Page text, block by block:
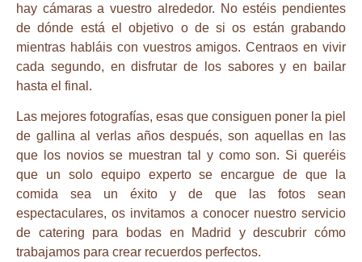
hay cámaras a vuestro alrededor. No estéis pendientes
de dónde está el objetivo o de si os están grabando
mientras habláis con vuestros amigos. Centraos en vivir
cada segundo, en disfrutar de los sabores y en bailar
hasta el final.
Las mejores fotografías, esas que consiguen poner la piel
de gallina al verlas años después, son aquellas en las
que los novios se muestran tal y como son. Si queréis
que un solo equipo experto se encargue de que la
comida sea un éxito y de que las fotos sean
espectaculares, os invitamos a conocer nuestro servicio
de catering para bodas en Madrid
y descubrir cómo
trabajamos para crear recuerdos perfectos.